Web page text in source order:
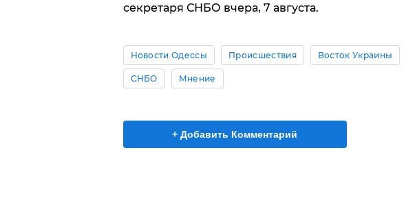
секретаря СНБО вчера, 7 августа.
Новости Одессы Происшествия Восток Украины
СНБО Мнение
+ Добавить Комментарий